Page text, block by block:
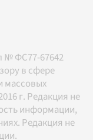
№ ФС77-67642
в сфере
массовых
г. Редакция не
информации,
Редакция не